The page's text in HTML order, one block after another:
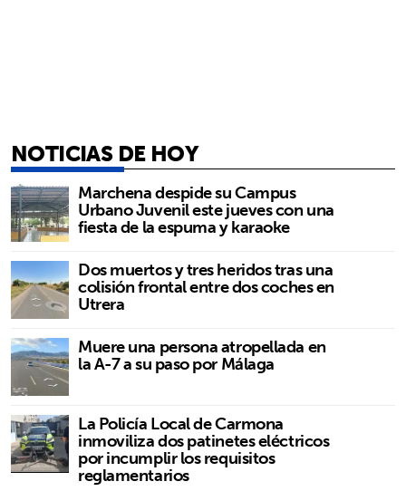
NOTICIAS DE HOY
Marchena despide su Campus
Urbano Juvenil este jueves con una
fiesta de la espuma y karaoke
Dos muertos y tres heridos tras una
colisión frontal entre dos coches en
Utrera
Muere una persona atropellada en
la A-7 a su paso por Málaga
La Policía Local de Carmona
inmoviliza dos patinetes eléctricos
por incumplir los requisitos
reglamentarios